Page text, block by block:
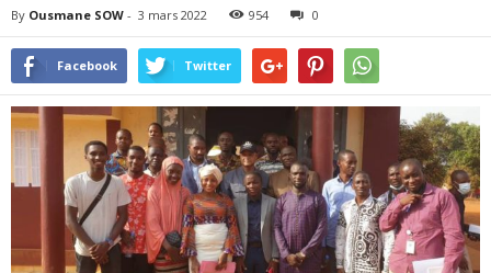
By Ousmane SOW - 3 mars 2022 954 0
Facebook Twitter